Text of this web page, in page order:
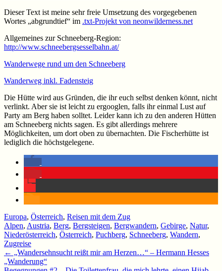
Dieser Text ist meine sehr freie Umsetzung des vorgegebenen
Wortes „abgrundtief“ im .txt-Projekt von neonwilderness.net
Allgemeines zur Schneeberg-Region:
http://www.schneebergsesselbahn.at/
Wanderwege rund um den Schneeberg
Wanderweg inkl. Fadensteig
Die Hütte wird aus Gründen, die ihr euch selbst denken könnt, nicht
verlinkt. Aber sie ist leicht zu ergooglen, falls ihr einmal Lust auf
Party am Berg haben solltet. Leider kann ich zu den anderen Hütten
am Schneeberg nichts sagen. Es gibt allerdings mehrere
Möglichkeiten, um dort oben zu übernachten. Die Fischerhütte ist
lediglich die höchstgelegene.
Europa, Österreich, Reisen mit dem Zug
Alpen, Austria, Berg, Bergsteigen, Bergwandern, Gebirge, Natur,
Niederösterreich, Österreich, Puchberg, Schneeberg, Wandern,
Zugreise
Beitragsnavigation
← „Wandersehnsucht reißt mir am Herzen…“ – Hermann Hesses
„Wanderung“